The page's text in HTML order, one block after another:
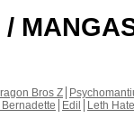
/
Bros Z
Edil
Leth Hate